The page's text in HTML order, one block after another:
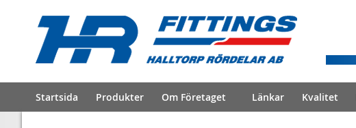
Startsida Produkter Om Företaget Länkar Kvalitet